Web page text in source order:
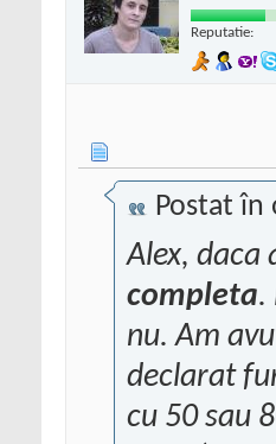
Reputatie:
Postat în
Alex, daca
completa.
nu. Am
declarat
cu 50 sau